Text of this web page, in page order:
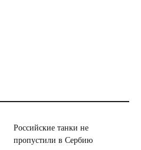
Российские танки не
пропустили в Сербию